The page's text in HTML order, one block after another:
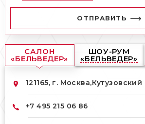
ОТПРАВИТЬ
САЛОН
«БЕЛЬВЕДЕР»
ШОУ-РУМ
«БЕЛЬВЕДЕР»
121165, г. Москва,Кутузовский
+7 495 215 06 86